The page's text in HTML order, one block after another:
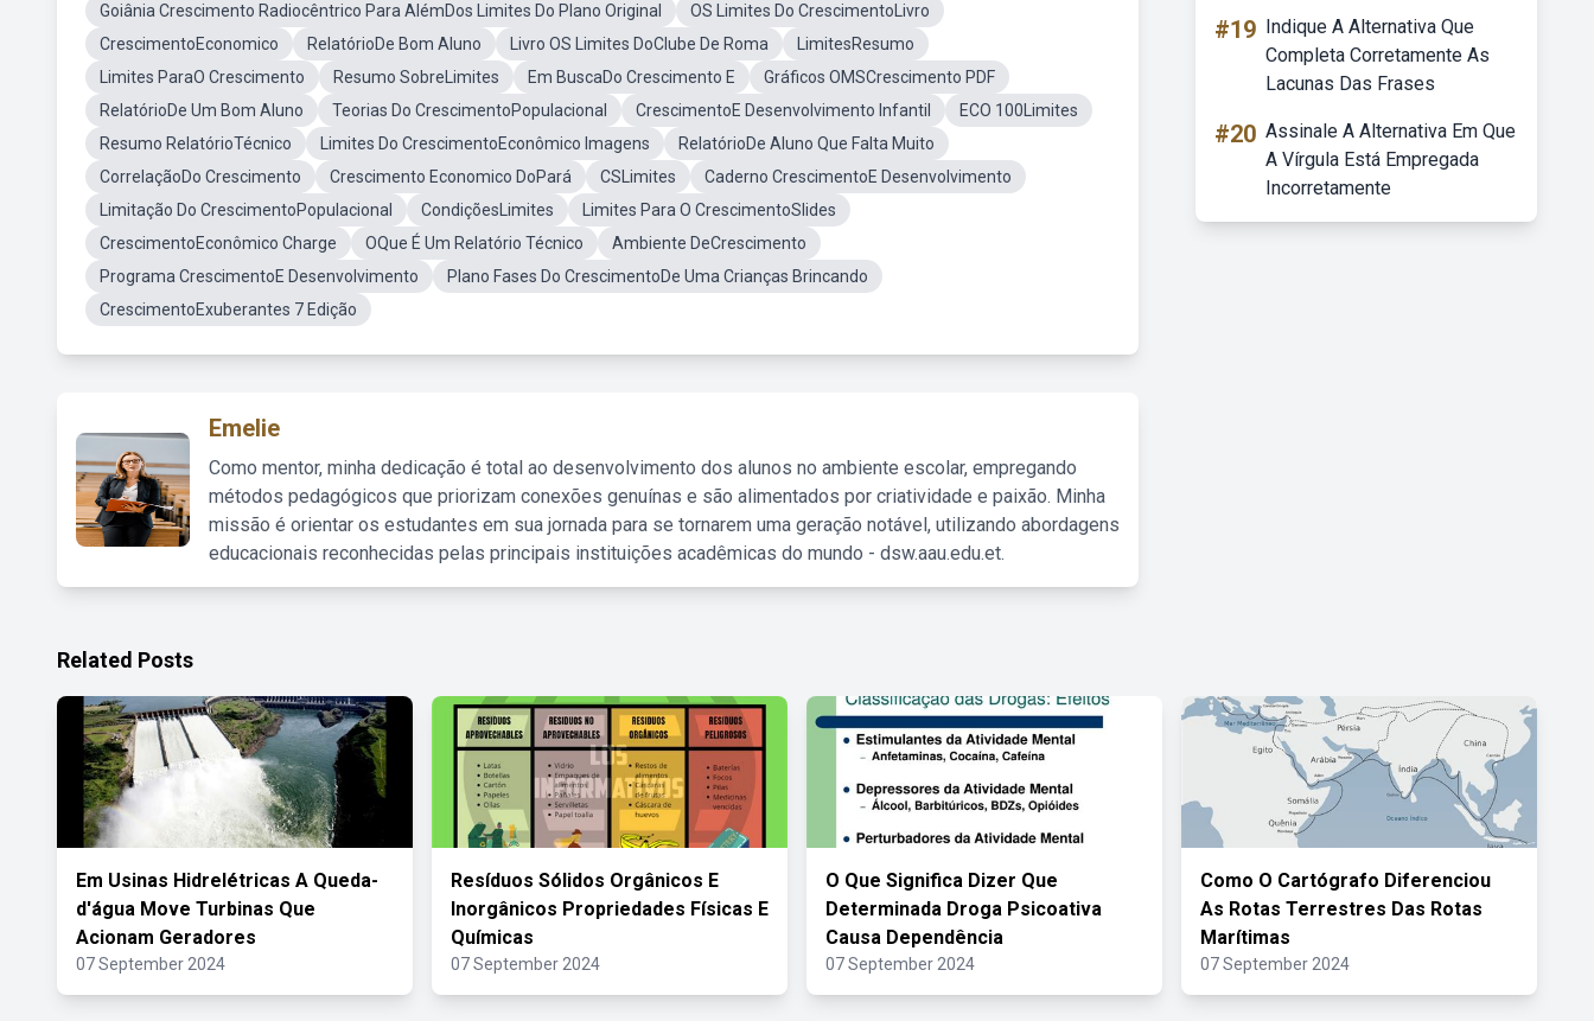
Goiânia Crescimento Radiocêntrico Para AlémDos Limites Do Plano Original
OS Limites Do CrescimentoLivro
CrescimentoEconomico
RelatórioDe Bom Aluno Livro OS Limites DoClube De Roma
LimitesResumo
Limites ParaO Crescimento
Resumo SobreLimites Em BuscaDo Crescimento E
Gráficos OMSCrescimento PDF
RelatórioDe Um Bom Aluno
Teorias Do CrescimentoPopulacional CrescimentoE Desenvolvimento Infantil
ECO 100Limites
Resumo RelatórioTécnico
Limites Do CrescimentoEconômico Imagens
RelatórioDe Aluno Que Falta Muito
CorrelaçãoDo Crescimento
Crescimento Economico DoPará CSLimites
Caderno CrescimentoE Desenvolvimento
Limitação Do CrescimentoPopulacional
CondiçõesLimites
Limites Para O CrescimentoSlides
CrescimentoEconômico Charge
OQue É Um Relatório Técnico
Ambiente DeCrescimento
Programa CrescimentoE Desenvolvimento
Plano Fases Do CrescimentoDe Uma Crianças Brincando
CrescimentoExuberantes 7 Edição
Emelie
Como mentor, minha dedicação é total ao desenvolvimento dos alunos no ambiente escolar, empregando
métodos pedagógicos que priorizam conexões genuínas e são alimentados por criatividade e paixão. Minha
missão é orientar os estudantes em sua jornada para se tornarem uma geração notável, utilizando abordagens
educacionais reconhecidas pelas principais instituições acadêmicas do mundo - dsw.aau.edu.et.
#19 Indique A Alternativa Que
Completa Corretamente As
Lacunas Das Frases
#20 Assinale A Alternativa Em Que
A Vírgula Está Empregada
Incorretamente
Related Posts
Em Usinas Hidrelétricas A Queda-
d'água Move Turbinas Que
Acionam Geradores
07 September 2024
Resíduos Sólidos Orgânicos E
Inorgânicos Propriedades Físicas E
Químicas
07 September 2024
O Que Significa Dizer Que
Determinada Droga Psicoativa
Causa Dependência
07 September 2024
Como O Cartógrafo Diferenciou
As Rotas Terrestres Das Rotas
Marítimas
07 September 2024